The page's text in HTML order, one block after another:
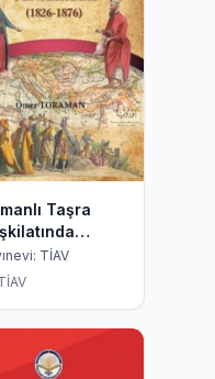
Taşra
1826-
TİAV